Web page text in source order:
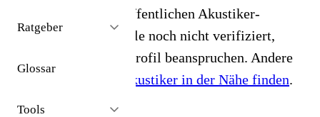
Ratgeber
Glossar
Tools
Oelsnitz. Aus dem öffentlichen Akustiker-
Bestand 2026 - Profile noch nicht verifiziert,
Inhaber können ihr Profil beanspruchen. Andere
Hörakustiker in der Nähe finden.